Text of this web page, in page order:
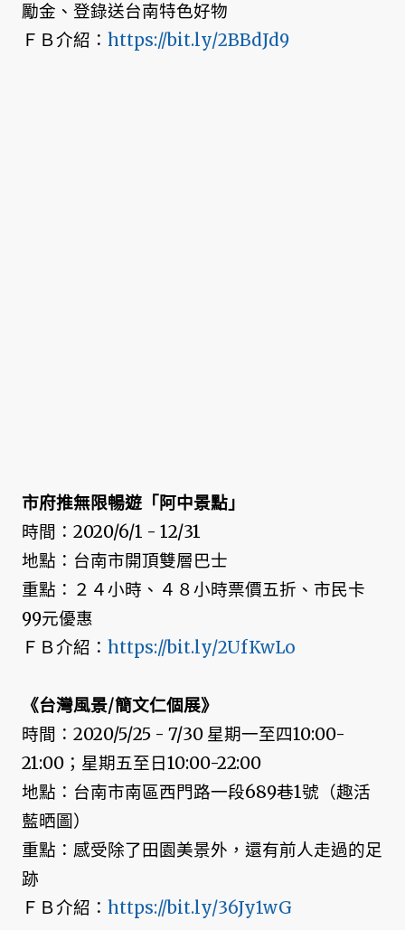
勵金、登錄送台南特色好物
ＦＢ介紹： https://bit.ly/2BBdJd9
市府推無限暢遊「阿中景點」
時間：2020/6/1 - 12/31
地點：台南市開頂雙層巴士
重點：２４小時、４８小時票價五折、市民卡
99元優惠
ＦＢ介紹： https://bit.ly/2UfKwLo
《台灣風景/簡文仁個展》
時間：2020/5/25 - 7/30 星期一至四10:00-
21:00；星期五至日10:00-22:00
地點：台南市南區西門路一段689巷1號（趣活
藍晒圖）
重點：感受除了田園美景外，還有前人走過的足
跡
ＦＢ介紹： https://bit.ly/36Jy1wG